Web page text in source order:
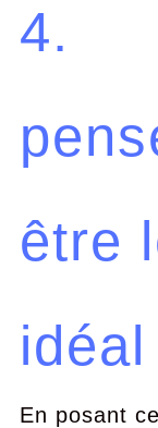
4. «
être
idéal
En posant